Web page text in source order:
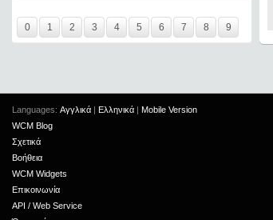
0
1 2 3 4 5 6 7 8 9
Languages: Αγγλικά | Ελληνικά | Mobile Version
WCM Blog
Σχετικά
Βοήθεια
WCM Widgets
Επικοινωνία
API / Web Service